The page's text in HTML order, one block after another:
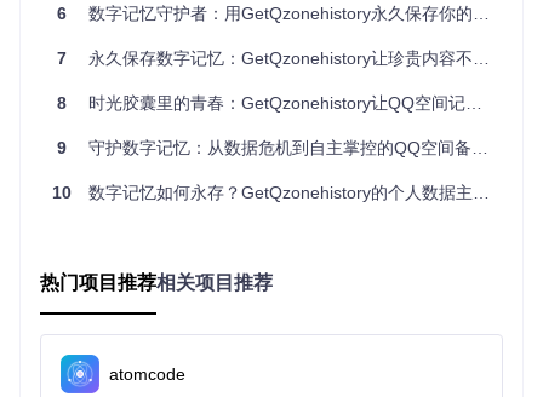
一次性二维码生成技术，避免密码明文传输
本地密钥存储，不保留账号敏感信息
2.2 智能数据采集系统 🤖
工具核心采用三层架构设计：
解析层：深度分析QQ空间API协议，构建数据请求模型
2.3 数据存储架构 💾
创新的混合存储方案兼顾效率与可靠性：
元数据采用SQLite数据库管理，支持高效查询
媒体文件采用分层存储策略，按时间戳自动归档
6 数字记忆守护者：用GetQzonehistory永久保存你的QQ空间时光
7 永久保存数字记忆：GetQzonehistory让珍贵内容不再流失
8 时光胶囊里的青春：GetQzonehistory让QQ空间记忆永不褪色
9 守护数字记忆：从数据危机到自主掌控的QQ空间备份解决方案
10 数字记忆如何永存？GetQzonehistory的个人数据主权解决方案
热门项目推荐相关项目推荐
atomcode